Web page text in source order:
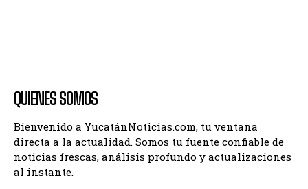
QUIENES SOMOS
Bienvenido a YucatánNoticias.com, tu ventana
directa a la actualidad. Somos tu fuente confiable de
noticias frescas, análisis profundo y actualizaciones
al instante.